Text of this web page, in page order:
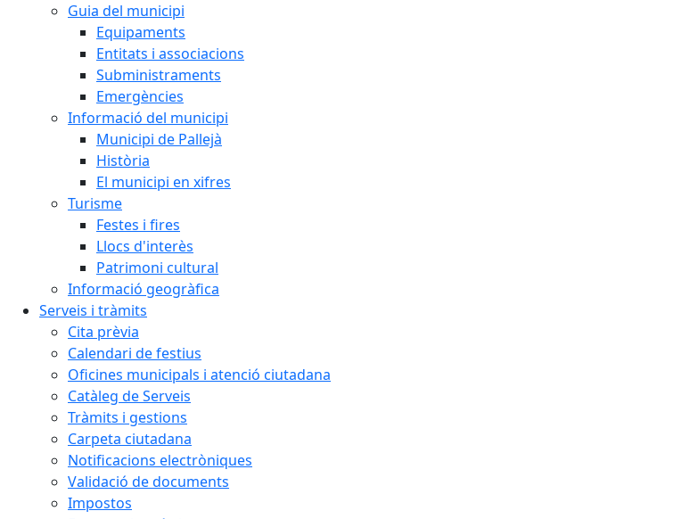
Guia del municipi
Equipaments
Entitats i associacions
Subministraments
Emergències
Informació del municipi
Municipi de Pallejà
Història
El municipi en xifres
Turisme
Festes i fires
Llocs d'interès
Patrimoni cultural
Informació geogràfica
Serveis i tràmits
Cita prèvia
Calendari de festius
Oficines municipals i atenció ciutadana
Catàleg de Serveis
Tràmits i gestions
Carpeta ciutadana
Notificacions electròniques
Validació de documents
Impostos